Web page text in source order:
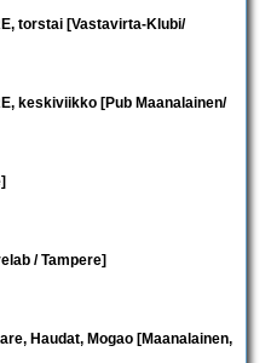
torstai [Vastavirta-Klubi/
keskiviikko [Pub Maanalainen/
/ Tampere]
Haudat, Mogao [Maanalainen,